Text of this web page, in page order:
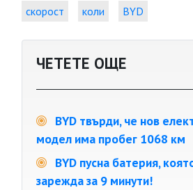
скорост
коли BYD
ЧЕТЕТЕ ОЩЕ
BYD твърди, че нов
модел има пробег 1068 км
BYD пусна батерия,
зарежда за 9 минути!